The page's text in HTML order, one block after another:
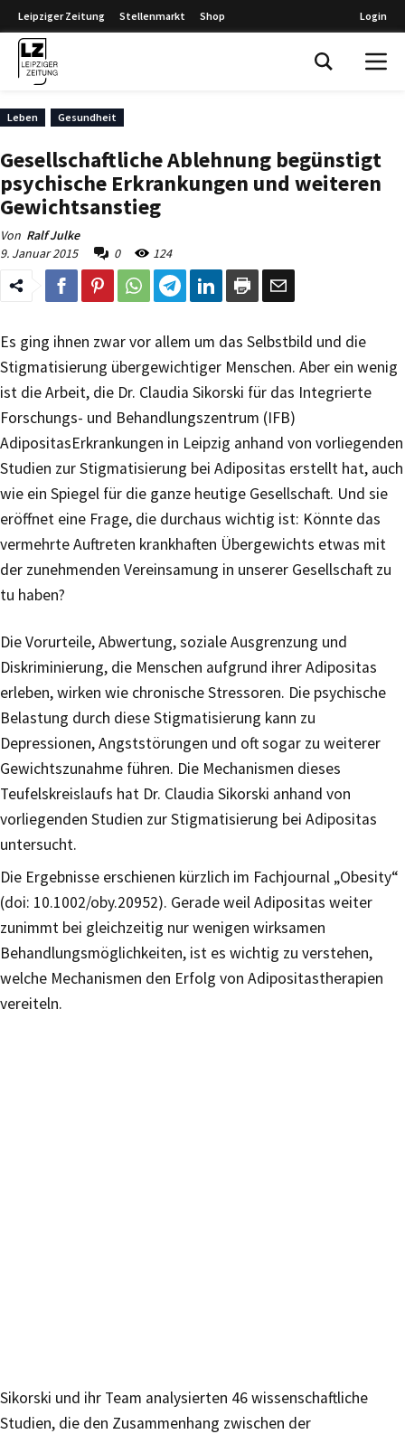
Leipziger Zeitung Stellenmarkt Shop Login
Leben Gesundheit
Gesellschaftliche Ablehnung begünstigt
psychische Erkrankungen und weiteren
Gewichtsanstieg
Von Ralf Julke
9. Januar 2015
0 124
Es ging ihnen zwar vor allem um das Selbstbild und die
Stigmatisierung übergewichtiger Menschen. Aber ein wenig
ist die Arbeit, die Dr. Claudia Sikorski für das Integrierte
Forschungs- und Behandlungszentrum (IFB)
AdipositasErkrankungen in Leipzig anhand von vorliegenden
Studien zur Stigmatisierung bei Adipositas erstellt hat, auch
wie ein Spiegel für die ganze heutige Gesellschaft. Und sie
eröffnet eine Frage, die durchaus wichtig ist: Könnte das
vermehrte Auftreten krankhaften Übergewichts etwas mit
der zunehmenden Vereinsamung in unserer Gesellschaft zu
tu haben?
Die Vorurteile, Abwertung, soziale Ausgrenzung und
Diskriminierung, die Menschen aufgrund ihrer Adipositas
erleben, wirken wie chronische Stressoren. Die psychische
Belastung durch diese Stigmatisierung kann zu
Depressionen, Angststörungen und oft sogar zu weiterer
Gewichtszunahme führen. Die Mechanismen dieses
Teufelskreislaufs hat Dr. Claudia Sikorski anhand von
vorliegenden Studien zur Stigmatisierung bei Adipositas
untersucht.
Die Ergebnisse erschienen kürzlich im Fachjournal „Obesity“
(doi: 10.1002/oby.20952). Gerade weil Adipositas weiter
zunimmt bei gleichzeitig nur wenigen wirksamen
Behandlungsmöglichkeiten, ist es wichtig zu verstehen,
welche Mechanismen den Erfolg von Adipositastherapien
vereiteln.
Sikorski und ihr Team analysierten 46 wissenschaftliche
Studien, die den Zusammenhang zwischen der